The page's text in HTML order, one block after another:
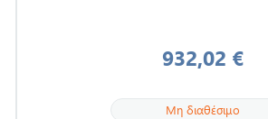
932,02 €
Μη διαθέσιμο